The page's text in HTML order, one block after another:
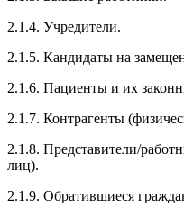
2.1.4. Учредители.
2.1.5. Кандидаты на
2.1.6. Пациенты и их
2.1.7. Контрагенты
2.1.8. Представители/
лиц).
2.1.9. Обратившиеся